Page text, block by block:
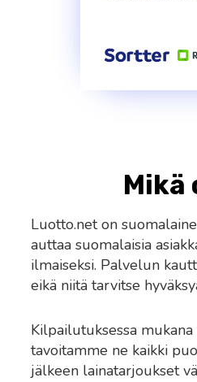
Mikä
Luotto.net on
auttaa suomalaisia
ilmaiseksi. Palvelun
eikä niitä tarvitse
Kilpailutuksessa
tavoitamme ne kaikki
jälkeen lainatarjoukset